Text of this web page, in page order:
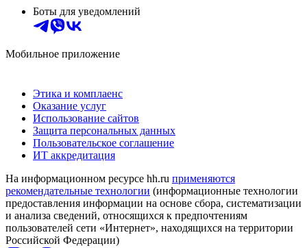
Боты для уведомлений
Мобильное приложение
Этика и комплаенс
Оказание услуг
Использование сайтов
Защита персональных данных
Пользовательское соглашение
ИТ аккредитация
На информационном ресурсе hh.ru применяются
рекомендательные технологии (информационные технологии
предоставления информации на основе сбора, систематизации
и анализа сведений, относящихся к предпочтениям
пользователей сети «Интернет», находящихся на территории
Российской Федерации)